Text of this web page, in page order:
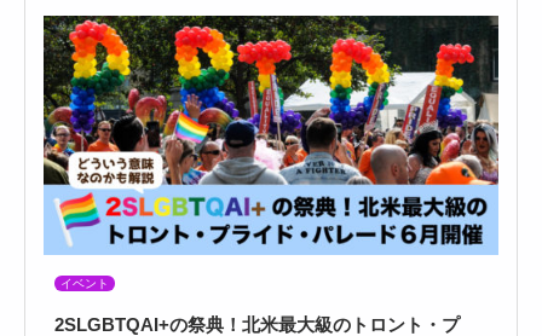
イベント
2SLGBTQAI+の祭典！北米最大級のトロント・プ